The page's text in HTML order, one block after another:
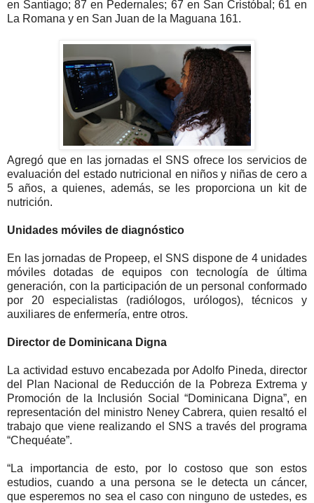
en Santiago; 87 en Pedernales; 67 en San Cristóbal; 61 en
La Romana y en San Juan de la Maguana 161.
Agregó que en las jornadas el SNS ofrece los servicios de
evaluación del estado nutricional en niños y niñas de cero a
5 años, a quienes, además, se les proporciona un kit de
nutrición.
Unidades móviles de diagnóstico
En las jornadas de Propeep, el SNS dispone de 4 unidades
móviles dotadas de equipos con tecnología de última
generación, con la participación de un personal conformado
por 20 especialistas (radiólogos, urólogos), técnicos y
auxiliares de enfermería, entre otros.
Director de Dominicana Digna
La actividad estuvo encabezada por Adolfo Pineda, director
del Plan Nacional de Reducción de la Pobreza Extrema y
Promoción de la Inclusión Social “Dominicana Digna”, en
representación del ministro Neney Cabrera, quien resaltó el
trabajo que viene realizando el SNS a través del programa
“Chequéate”.
“La importancia de esto, por lo costoso que son estos
estudios, cuando a una persona se le detecta un cáncer,
que esperemos no sea el caso con ninguno de ustedes, es